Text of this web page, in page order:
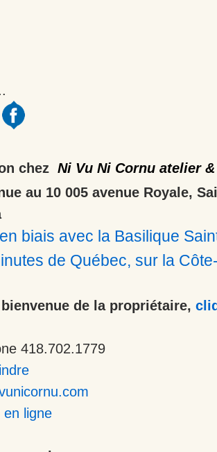
chez Ni Vu Ni Cornu atelier
au 10 005 avenue Royale,
biais avec la Basilique
de Québec, sur la
de la propriétaire,
418.702.1779
en ligne